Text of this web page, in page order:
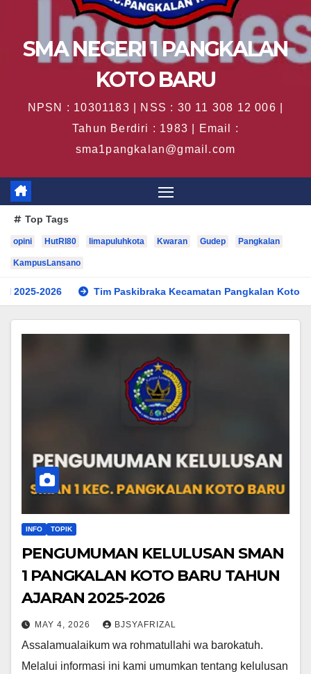
SMA NEGERI 1 PANGKALAN
KOTO BARU
NPSN : 10301183 | NSS : 30 11 308 12 006 |
Tahun Berdiri : 1983 | Email :
sma1pangkalan@gmail.com
Top Tags
opini HutRI80 limapuluhkota Kwaran Gudep Pangkalan
KampusLansano
Tim Paskibraka Kecamatan Pangkalan Koto Baru Sukses
INFO TOPIK
PENGUMUMAN KELULUSAN SMAN
1 PANGKALAN KOTO BARU TAHUN
AJARAN 2025-2026
MAY 4, 2026 BJSYAFRIZAL
Assalamualaikum wa rohmatullahi wa barokatuh.
Melalui informasi ini kami umumkan tentang kelulusan